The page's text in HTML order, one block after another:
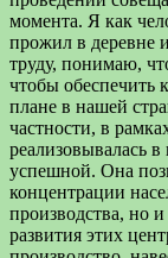
момента. Я как
прожил в деревне
труду, понимаю,
чтобы обеспечить
плане в нашей
частности, в
реализовывалась
успешной. Она
концентрации
производства, но
развития этих